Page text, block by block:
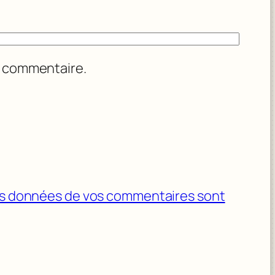
données de vos commentaires sont